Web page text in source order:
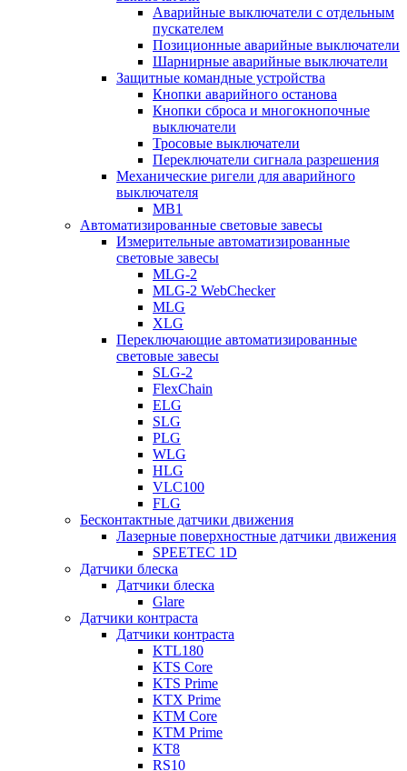
Аварийные выключатели с отдельным
пускателем
Позиционные аварийные выключатели
Шарнирные аварийные выключатели
Защитные командные устройства
Кнопки аварийного останова
Кнопки сброса и многокнопочные
выключатели
Тросовые выключатели
Переключатели сигнала разрешения
Механические ригели для аварийного
выключателя
MB1
Автоматизированные световые завесы
Измерительные автоматизированные
световые завесы
MLG-2
MLG-2 WebChecker
MLG
XLG
Переключающие автоматизированные
световые завесы
SLG-2
FlexChain
ELG
SLG
PLG
WLG
HLG
VLC100
FLG
Бесконтактные датчики движения
Лазерные поверхностные датчики движения
SPEETEC 1D
Датчики блеска
Датчики блеска
Glare
Датчики контраста
Датчики контраста
KTL180
KTS Core
KTS Prime
KTX Prime
KTM Core
KTM Prime
KT8
RS10